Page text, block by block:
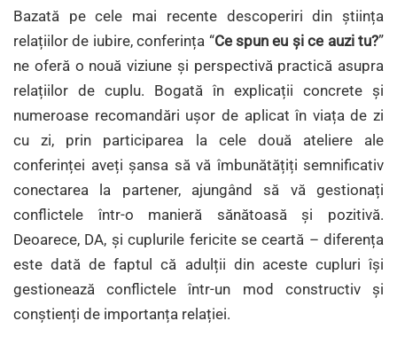
Bazată pe cele mai recente descoperiri din știința
relațiilor de iubire, conferința “Ce spun eu și ce auzi tu?”
ne oferă o nouă viziune și perspectivă practică asupra
relațiilor de cuplu. Bogată în explicații concrete și
numeroase recomandări ușor de aplicat în viața de zi
cu zi, prin participarea la cele două ateliere ale
conferinței aveți șansa să vă îmbunătățiți semnificativ
conectarea la partener, ajungând să vă gestionați
conflictele într-o manieră sănătoasă și pozitivă.
Deoarece, DA, și cuplurile fericite se ceartă – diferența
este dată de faptul că adulții din aceste cupluri își
gestionează conflictele într-un mod constructiv și
conștienți de importanța relației.